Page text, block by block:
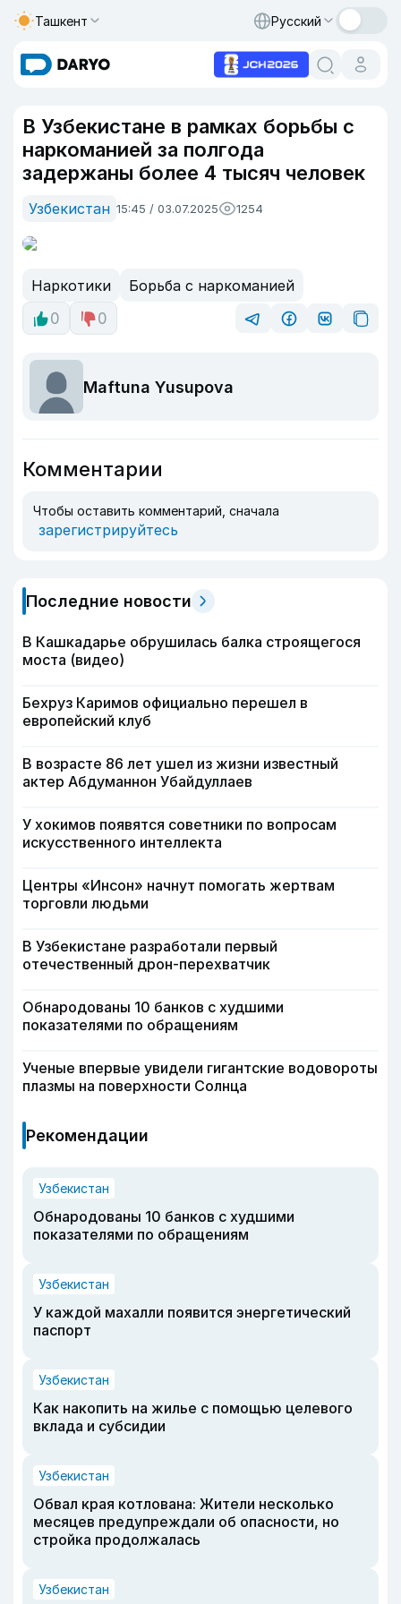
Ташкент Русский
В Узбекистане в рамках борьбы с
наркоманией за полгода
задержаны более 4 тысяч человек
Узбекистан 15:45 / 03.07.2025 1254
Наркотики
Борьба с наркоманией
0
0
Maftuna Yusupova
Комментарии
Чтобы оставить комментарий, сначала
зарегистрируйтесь
Последние новости
В Кашкадарье обрушилась балка строящегося
моста (видео)
Бехруз Каримов официально перешел в
европейский клуб
В возрасте 86 лет ушел из жизни известный
актер Абдуманнон Убайдуллаев
У хокимов появятся советники по вопросам
искусственного интеллекта
Центры «Инсон» начнут помогать жертвам
торговли людьми
В Узбекистане разработали первый
отечественный дрон-перехватчик
Обнародованы 10 банков с худшими
показателями по обращениям
Ученые впервые увидели гигантские водовороты
плазмы на поверхности Солнца
Рекомендации
Узбекистан
Обнародованы 10 банков с худшими
показателями по обращениям
Узбекистан
У каждой махалли появится энергетический
паспорт
Узбекистан
Как накопить на жилье с помощью целевого
вклада и субсидии
Узбекистан
Обвал края котлована: Жители несколько
месяцев предупреждали об опасности, но
стройка продолжалась
Узбекистан